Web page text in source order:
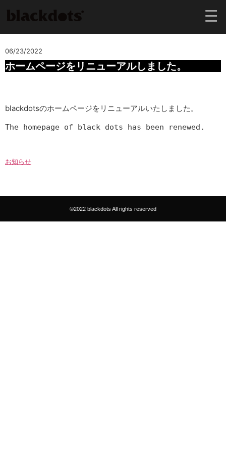
06/23/2022
ホームページをリニューアルしました。
blackdotsのホームページをリニューアルいたしました。
The homepage of black dots has been renewed.
お知らせ
©2022 blackdots All rights reserved